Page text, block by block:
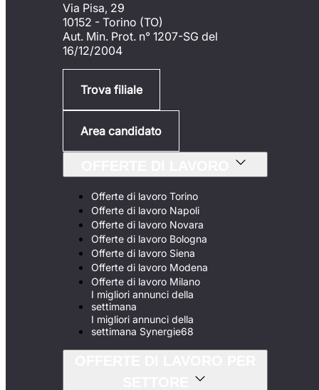
Via Pisa, 29
10152 - Torino (TO)
Aut. Min. Prot. n° 1207-SG del
16/12/2004
Trova filiale
Area candidato
Offerte di lavoro Torino
Offerte di lavoro Napoli
Offerte di lavoro Novara
Offerte di lavoro Bologna
Offerte di lavoro Siena
Offerte di lavoro Modena
Offerte di lavoro Milano
I migliori annunci della
settimana
I migliori annunci della
settimana Synergie68